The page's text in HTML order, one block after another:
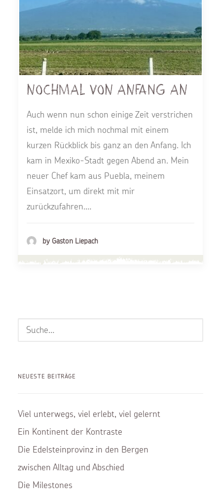
Nochmal von Anfang an
Auch wenn nun schon einige Zeit verstrichen
ist, melde ich mich nochmal mit einem
kurzen Rückblick bis ganz an den Anfang. Ich
kam in Mexiko-Stadt gegen Abend an. Mein
neuer Chef kam aus Puebla, meinem
Einsatzort, um direkt mit mir
zurückzufahren.…
by Gaston Liepach
NEUESTE BEITRÄGE
Viel unterwegs, viel erlebt, viel gelernt
Ein Kontinent der Kontraste
Die Edelsteinprovinz in den Bergen
zwischen Alltag und Abschied
Die Milestones